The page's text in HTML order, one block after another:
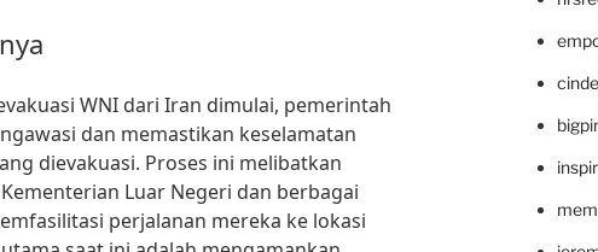
WNI dari Iran dimulai, pemerintah
dan memastikan keselamatan
dievakuasi. Proses ini melibatkan
Luar Negeri dan berbagai
perjalanan mereka ke lokasi